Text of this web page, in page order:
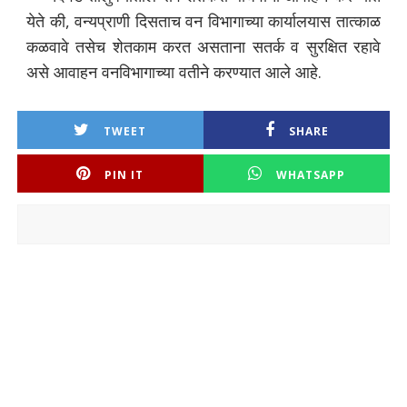
येते की, वन्यप्राणी दिसताच वन विभागाच्या कार्यालयास तात्काळ
कळवावे तसेच शेतकाम करत असताना सतर्क व सुरक्षित रहावे
असे आवाहन वनविभागाच्या वतीने करण्यात आले आहे.
TWEET SHARE
PIN IT WHATSAPP